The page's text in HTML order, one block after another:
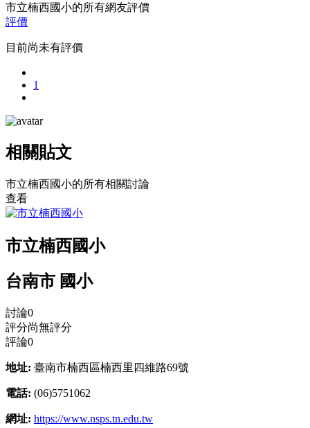
市立楠西國小的所有網友評價
評價
目前尚未有評價
1
相關貼文
市立楠西國小的所有相關討論
查看
市立楠西國小
台南市 國小
討論0
評分尚無評分
評論0
地址: 臺南市楠西區楠西里四維路69號
電話: (06)5751062
網址: https://www.nsps.tn.edu.tw